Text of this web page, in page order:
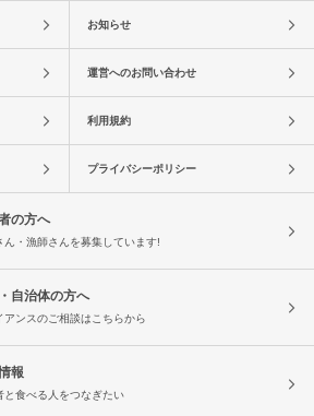
お知らせ
運営へのお問い合わせ
利用規約
プライバシーポリシー
の方へ
ん・漁師さんを募集しています!
自治体の方へ
アンスのご相談はこちらから
報
と食べる人をつなぎたい